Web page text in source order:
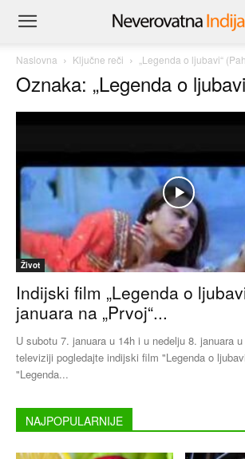
Naslovna Ključne reči „Legenda o ljubavi“
Oznaka: „Legenda o
Život
Indijski film „Legenda o
januara na „Prvoj“...
U subotu 7. januara u 14h i u nedelju 8. januara
televiziji pogledajte indijski film "Legenda o
"Legenda...
NAJPOPULARNIJE